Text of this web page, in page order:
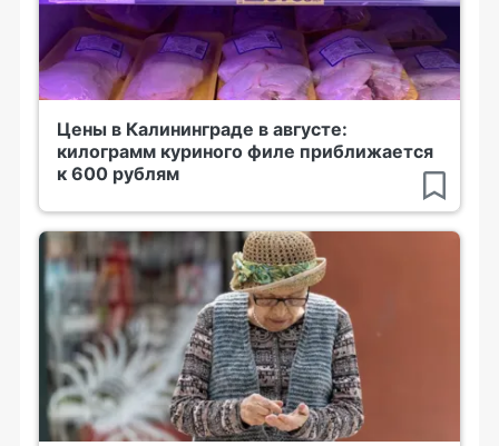
Цены в Калининграде в августе:
килограмм куриного филе приближается
к 600 рублям